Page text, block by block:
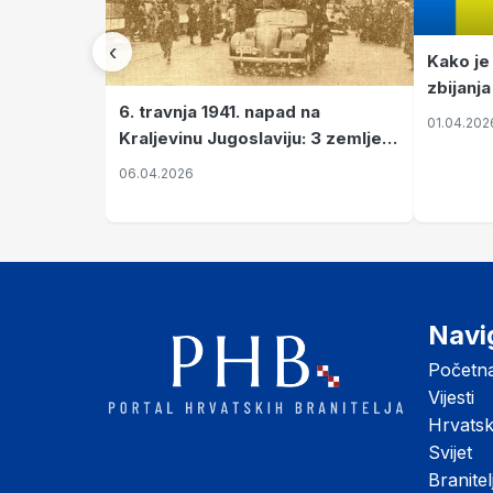
‹
6. travnja 1941. napad na
Kraljevinu Jugoslaviju: 3 zemlje
nastale njenim raspadom
06.04.2026
Kako
Vijesti
Svijet